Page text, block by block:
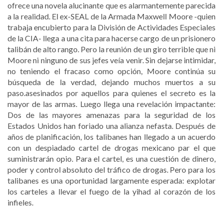
ofrece una novela alucinante que es alarmantemente parecida
a la realidad. El ex-SEAL de la Armada Maxwell Moore -quien
trabaja encubierto para la División de Actividades Especiales
de la CIA- llega a una cita para hacerse cargo de un prisionero
talibán de alto rango. Pero la reunión de un giro terrible que ni
Moore ni ninguno de sus jefes veía venir. Sin dejarse intimidar,
no teniendo el fracaso como opción, Moore continúa su
búsqueda de la verdad, dejando muchos muertos a su
paso.asesinados por aquellos para quienes el secreto es la
mayor de las armas. Luego llega una revelación impactante:
Dos de las mayores amenazas para la seguridad de los
Estados Unidos han foriado una alianza nefasta. Después de
años de planificación, los talibanes han llegado a un acuerdo
con un despiadado cartel de drogas mexicano par el que
suministrarán opio. Para el cartel, es una cuestión de dinero,
poder y control absoluto del tráfico de drogas. Pero para los
talibanes es una oportunidad largamente esperada: explotar
los carteles a llevar el fuego de la yihad al corazón de los
infieles.